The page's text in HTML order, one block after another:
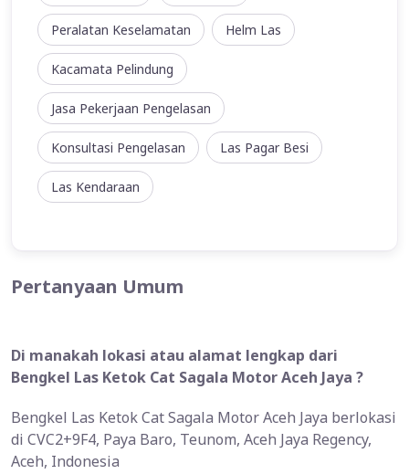
Peralatan Keselamatan Helm Las
Kacamata Pelindung
Jasa Pekerjaan Pengelasan
Konsultasi Pengelasan Las Pagar Besi
Las Kendaraan
Pertanyaan Umum
Di manakah lokasi atau alamat lengkap dari
Bengkel Las Ketok Cat Sagala Motor Aceh Jaya ?
Bengkel Las Ketok Cat Sagala Motor Aceh Jaya berlokasi
di CVC2+9F4, Paya Baro, Teunom, Aceh Jaya Regency,
Aceh, Indonesia